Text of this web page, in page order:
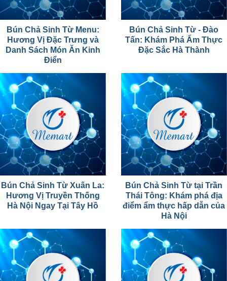
Bún Chả Sinh Từ Menu:
Hương Vị Đặc Trưng và
Danh Sách Món Ăn Kinh
Điển
Bún Chả Sinh Từ - Đào
Tấn: Khám Phá Ẩm Thực
Đặc Sắc Hà Thành
Bún Chả Sinh Từ Xuân La:
Hương Vị Truyền Thống
Hà Nội Ngay Tại Tây Hồ
Bún Chả Sinh Từ tại Trần
Thái Tông: Khám phá địa
điểm ẩm thực hấp dẫn của
Hà Nội